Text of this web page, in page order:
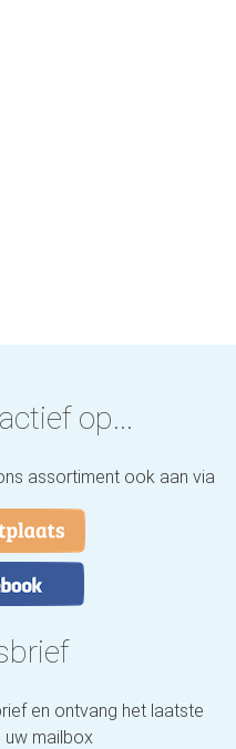
op...
assortiment ook aan via
en ontvang het laatste
uw mailbox